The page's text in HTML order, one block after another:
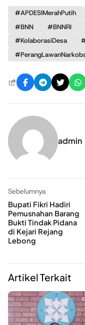
#APDESIMerahPutih
#BNN
#BNNRI
#KolaborasiDesa
admin
Sebelumnya
Bupati Fikri Hadiri
Pemusnahan Barang
Bukti Tindak Pidana
di Kejari Rejang
Lebong
Artikel Terkait